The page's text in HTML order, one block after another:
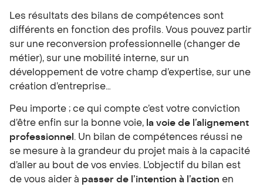
Les résultats des bilans de compétences sont
différents en fonction des profils. Vous pouvez partir
sur une reconversion professionnelle (changer de
métier), sur une mobilité interne, sur un
développement de votre champ d’expertise, sur une
création d’entreprise…
Peu importe ; ce qui compte c’est votre conviction
d’être enfin sur la bonne voie, la voie de l’alignement
professionnel. Un bilan de compétences réussi ne
se mesure à la grandeur du projet mais à la capacité
d’aller au bout de vos envies. L’objectif du bilan est
de vous aider à passer de l’intention à l’action en